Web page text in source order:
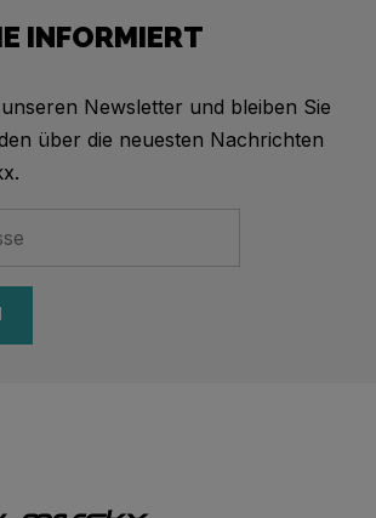
INFORMIERT
Newsletter und bleiben Sie
über die neuesten Nachrichten